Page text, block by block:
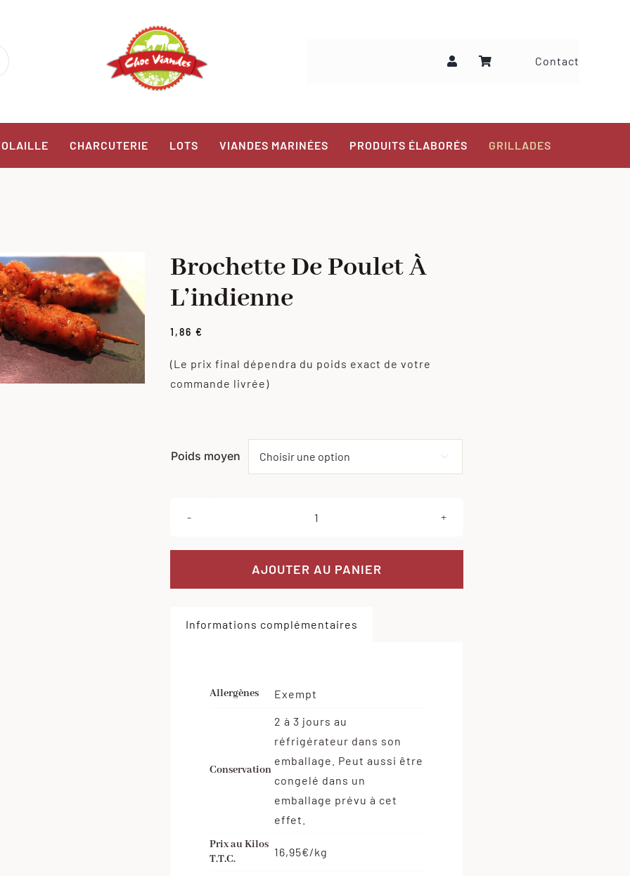
Contact
CHARCUTERIE LOTS VIANDES MARINÉES PRODUITS ÉLABORÉS GRILLADES
Brochette De Poulet À
L’indienne
1,86 €
(Le prix final dépendra du poids exact de votre
commande livrée)
Poids moyen 
quantité
Brochette
à
AJOUTER AU PANIER
Informations complémentaires
Allergènes Exempt
Conservation
2 à 3 jours au
réfrigérateur dans son
emballage. Peut aussi être
congelé dans un
emballage prévu à cet
effet.
Prix au Kilos
T.T.C.
16,95€/kg